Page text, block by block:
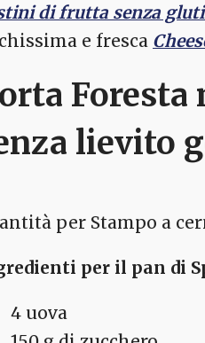
di frutta senza
e fresca
Foresta
lievito
per Stampo a
per il pan di
4 uova